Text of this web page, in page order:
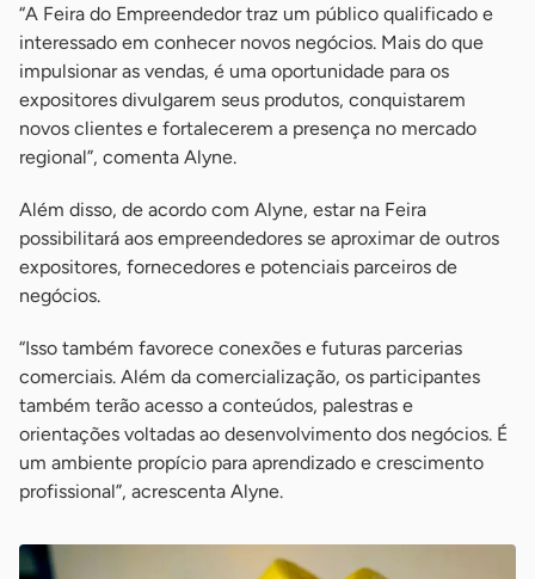
“A Feira do Empreendedor traz um público qualificado e
interessado em conhecer novos negócios. Mais do que
impulsionar as vendas, é uma oportunidade para os
expositores divulgarem seus produtos, conquistarem
novos clientes e fortalecerem a presença no mercado
regional”, comenta Alyne.
Além disso, de acordo com Alyne, estar na Feira
possibilitará aos empreendedores se aproximar de outros
expositores, fornecedores e potenciais parceiros de
negócios.
“Isso também favorece conexões e futuras parcerias
comerciais. Além da comercialização, os participantes
também terão acesso a conteúdos, palestras e
orientações voltadas ao desenvolvimento dos negócios. É
um ambiente propício para aprendizado e crescimento
profissional”, acrescenta Alyne.